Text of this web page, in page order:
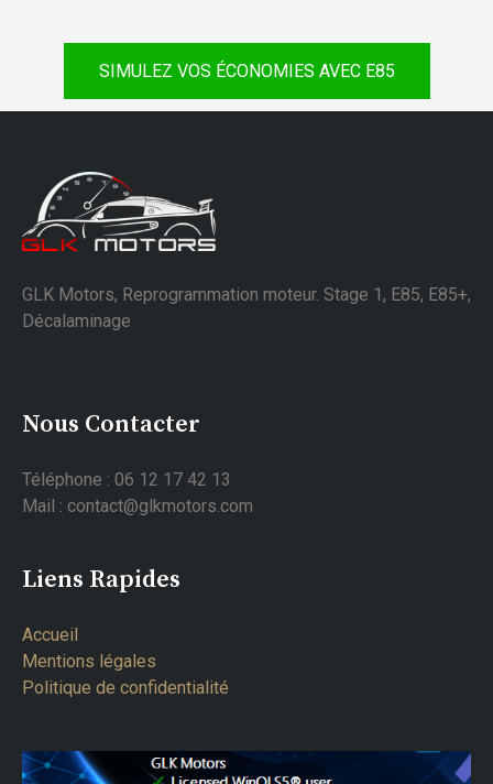
SIMULEZ VOS ÉCONOMIES AVEC E85
GLK Motors, Reprogrammation moteur. Stage 1, E85, E85+,
Décalaminage
Nous Contacter
Téléphone : 06 12 17 42 13
Mail : contact@glkmotors.com
Liens Rapides
Accueil
Mentions légales
Politique de confidentialité